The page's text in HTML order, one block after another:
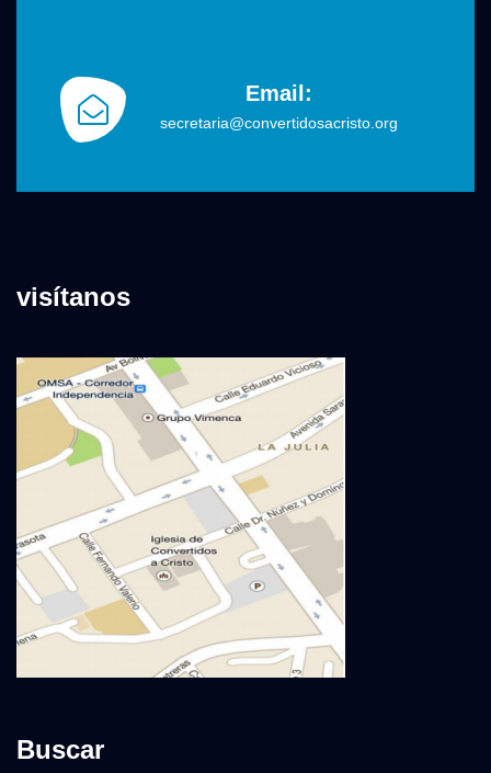
Email:
secretaria@convertidosacristo.org
visítanos
Buscar